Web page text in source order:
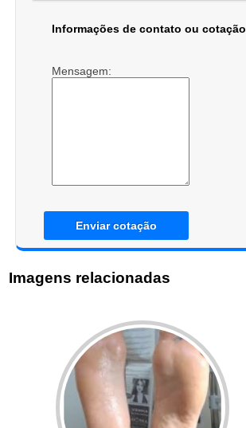
Informações de contato ou cotação
Mensagem:
Enviar cotação
Imagens relacionadas